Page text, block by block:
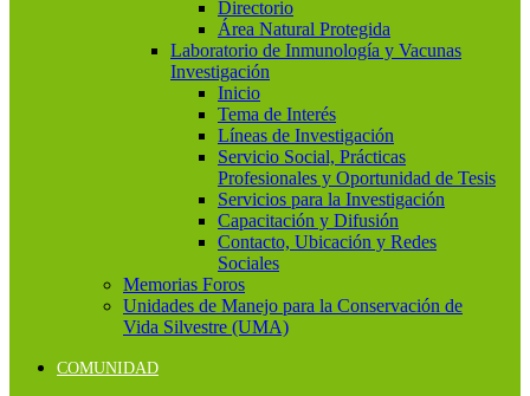
Directorio
Área Natural Protegida
Laboratorio de Inmunología y Vacunas
Investigación
Inicio
Tema de Interés
Líneas de Investigación
Servicio Social, Prácticas
Profesionales y Oportunidad de Tesis
Servicios para la Investigación
Capacitación y Difusión
Contacto, Ubicación y Redes
Sociales
Memorias Foros
Unidades de Manejo para la Conservación de
Vida Silvestre (UMA)
COMUNIDAD